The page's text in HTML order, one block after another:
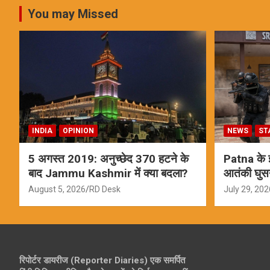
You may Missed
INDIA OPINION
5 अगस्त 2019: अनुच्छेद 370 हटने के
बाद Jammu Kashmir में क्या बदला?
August 5, 2026 RD Desk
NEWS
Patna के
आतंकी
ऑपरेशन;
July 29,
रिपोर्टर डायरीज (Reporter Diaries) एक समर्पित